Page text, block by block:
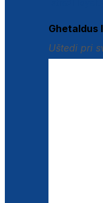
Ghetaldus
Uštedi pri